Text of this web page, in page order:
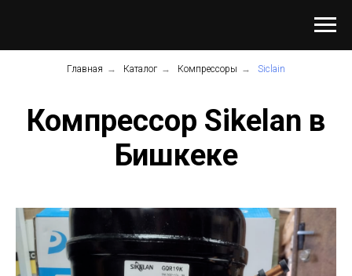
Главная → Каталог → Компрессоры → Siclain
Компрессор Sikelan в
Бишкеке